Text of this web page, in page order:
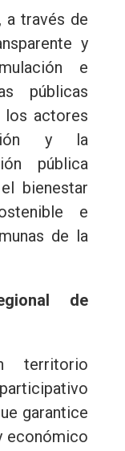
a través de
y
e
públicas
los actores
y la
pública
bienestar
e
de la
de
territorio
garantice
económico